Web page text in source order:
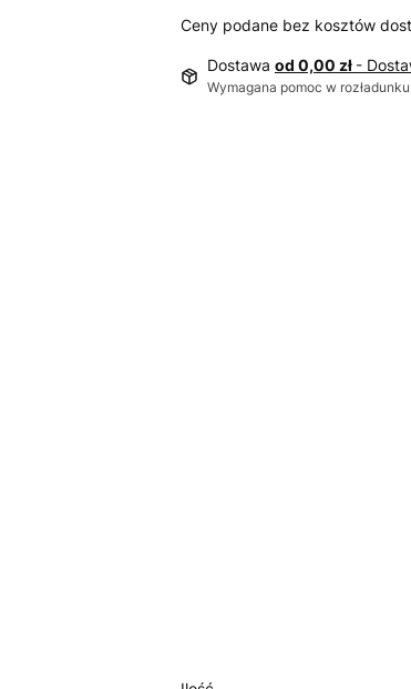
Ceny podane bez kosztów
Dostawa od 0,00 zł -
Wymagana pomoc w